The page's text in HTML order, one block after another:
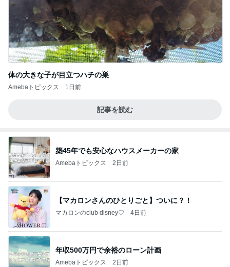
体の大きな子が目立つハチの巣
Amebaトピックス 1日前
記事を読む
築45年でも安心なハウスメーカーの家
Amebaトピックス 2日前
【マカロンさんのひとりごと】ついに？！
マカロンのclub disney♡ 4日前
年収500万円で余裕のローン計画
Amebaトピックス 2日前